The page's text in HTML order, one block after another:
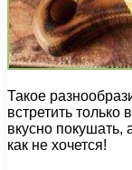
Такое
встретить
вкусно покушать,
как не хочется!